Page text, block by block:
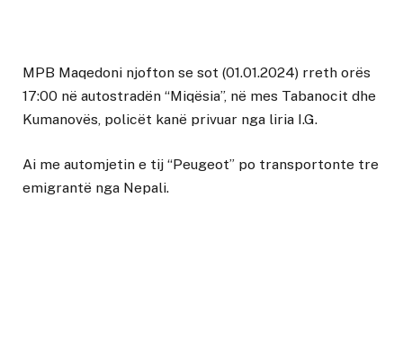
MPB Maqedoni njofton se sot (01.01.2024) rreth orës
17:00 në autostradën “Miqësia”, në mes Tabanocit dhe
Kumanovës, policët kanë privuar nga liria I.G.
Ai me automjetin e tij “Peugeot” po transportonte tre
emigrantë nga Nepali.